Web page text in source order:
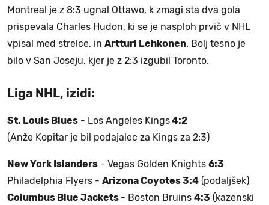
Montreal je z 8:3 ugnal Ottawo, k zmagi sta dva gola
prispevala Charles Hudon, ki se je nasploh prvič v NHL
vpisal med strelce, in Artturi Lehkonen. Bolj tesno je
bilo v San Joseju, kjer je z 2:3 izgubil Toronto.
Liga NHL, izidi:
St. Louis Blues - Los Angeles Kings4:2
(Anže Kopitar je bil podajalec za Kings za 2:3)
New York Islanders - Vegas Golden Knights 6:3
Philadelphia Flyers - Arizona Coyotes 3:4 (podaljšek)
Columbus Blue Jackets - Boston Bruins 4:3 (kazenski